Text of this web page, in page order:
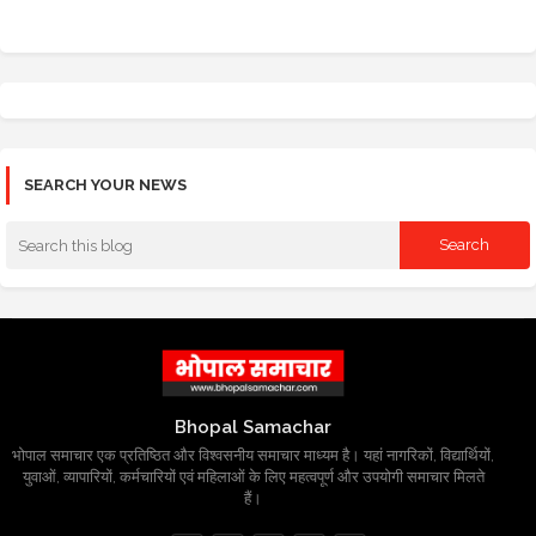
SEARCH YOUR NEWS
Bhopal Samachar
भोपाल समाचार एक प्रतिष्ठित और विश्वसनीय समाचार माध्यम है। यहां नागरिकों, विद्यार्थियों,
युवाओं, व्यापारियों, कर्मचारियों एवं महिलाओं के लिए महत्वपूर्ण और उपयोगी समाचार मिलते
हैं।